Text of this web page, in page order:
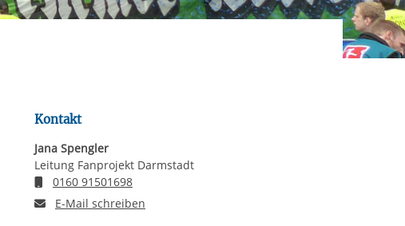
zur Bereitstellungstarten/stoppen
Kontakt
Jana Spengler
Leitung Fanprojekt Darmstadt
Email senden
0160 91501698
E-Mail an Jana Spengler
E-Mail schreiben